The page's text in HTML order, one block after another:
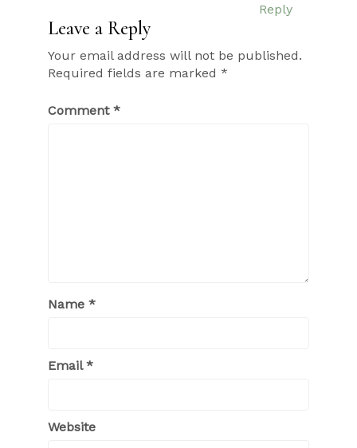
Reply
Leave a Reply
Your email address will not be published.
Required fields are marked *
Comment *
Name *
Email*
Website